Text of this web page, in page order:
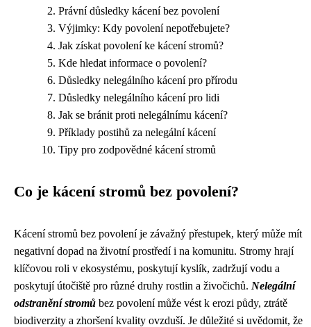
Právní důsledky kácení bez povolení
Výjimky: Kdy povolení nepotřebujete?
Jak získat povolení ke kácení stromů?
Kde hledat informace o povolení?
Důsledky nelegálního kácení pro přírodu
Důsledky nelegálního kácení pro lidi
Jak se bránit proti nelegálnímu kácení?
Příklady postihů za nelegální kácení
Tipy pro zodpovědné kácení stromů
Co je kácení stromů bez povolení?
Kácení stromů bez povolení je závažný přestupek, který může mít
negativní dopad na životní prostředí i na komunitu. Stromy hrají
klíčovou roli v ekosystému, poskytují kyslík, zadržují vodu a
poskytují útočiště pro různé druhy rostlin a živočichů. Nelegální
odstranění stromů bez povolení může vést k erozi půdy, ztrátě
biodiverzity a zhoršení kvality ovzduší. Je důležité si uvědomit, že